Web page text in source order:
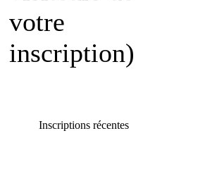
votre
inscription)
Inscriptions récentes